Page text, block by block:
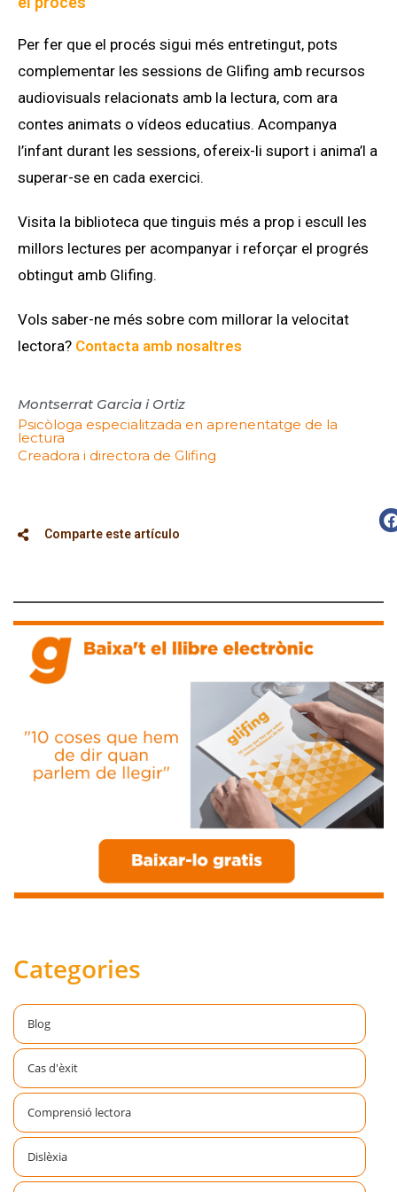
Per fer que el procés sigui més entretingut, pots
complementar les sessions de Glifing amb recursos
audiovisuals relacionats amb la lectura, com ara
contes animats o vídeos educatius. Acompanya
l’infant durant les sessions, ofereix-li suport i anima’l a
superar-se en cada exercici.
Visita la biblioteca que tinguis més a prop i escull les
millors lectures per acompanyar i reforçar el progrés
obtingut amb Glifing.
Vols saber-ne més sobre com millorar la velocitat
lectora? Contacta amb nosaltres
Montserrat Garcia i Ortiz
Psicòloga especialitzada en aprenentatge de la
lectura
Creadora i directora de Glifing
Comparte este artículo
Categories
Blog
Cas d'èxit
Comprensió lectora
Dislèxia